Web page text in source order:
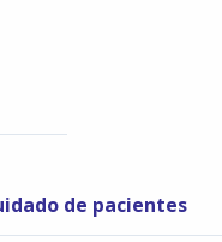
de pacientes